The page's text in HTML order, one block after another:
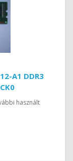
A1 DDR3
használt